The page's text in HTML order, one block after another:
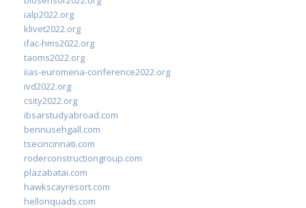
ialp2022.org
klivet2022.org
ifac-hms2022.org
taoms2022.org
iias-euromena-conference2022.org
ivd2022.org
csity2022.org
ibsarstudyabroad.com
bennusehgall.com
tsecincinnati.com
roderconstructiongroup.com
plazabatai.com
hawkscayresort.com
hellonquads.com